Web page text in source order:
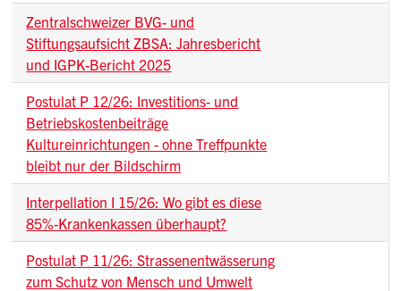
Zentralschweizer BVG- und
Stiftungsaufsicht ZBSA: Jahresbericht
und IGPK-Bericht 2025
Postulat P 12/26: Investitions- und
Betriebskostenbeiträge
Kultureinrichtungen - ohne Treffpunkte
bleibt nur der Bildschirm
Interpellation I 15/26: Wo gibt es diese
85%-Krankenkassen überhaupt?
Postulat P 11/26: Strassenentwässerung
zum Schutz von Mensch und Umwelt